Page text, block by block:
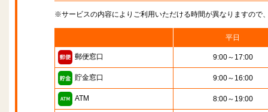
※サービスの内容によりご利用いただける時間が異なりますので
平日
郵便窓口 9:00～17:00
貯金窓口 9:00～16:00
ATM 8:00～19:00